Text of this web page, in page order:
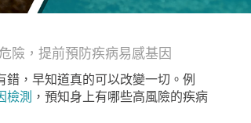
險，提前預防疾病易感基因
，早知道真的可以改變一切。例
檢測 ，預知身上有哪些高風險的疾病